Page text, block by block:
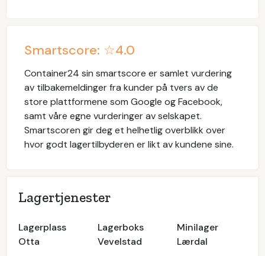
Smartscore: ☆4.0
Container24 sin smartscore er samlet vurdering
av tilbakemeldinger fra kunder på tvers av de
store plattformene som Google og Facebook,
samt våre egne vurderinger av selskapet.
Smartscoren gir deg et helhetlig overblikk over
hvor godt lagertilbyderen er likt av kundene sine.
Lagertjenester
Lagerplass
Otta
Lagerboks
Vevelstad
Minilager
Lærdal